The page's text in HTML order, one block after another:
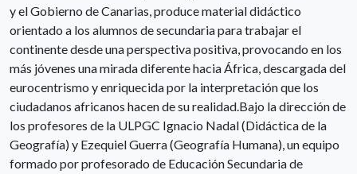
y el Gobierno de Canarias, produce material didáctico
orientado a los alumnos de secundaria para trabajar el
continente desde una perspectiva positiva, provocando en los
más jóvenes una mirada diferente hacia África, descargada del
eurocentrismo y enriquecida por la interpretación que los
ciudadanos africanos hacen de su realidad.Bajo la dirección de
los profesores de la ULPGC Ignacio Nadal (Didáctica de la
Geografía) y Ezequiel Guerra (Geografía Humana), un equipo
formado por profesorado de Educación Secundaria de